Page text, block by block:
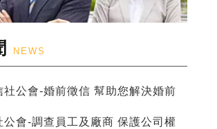
NEWS
社公會-婚前徵信 幫助您解決婚前
公會-調查員工及廠商 保護公司權